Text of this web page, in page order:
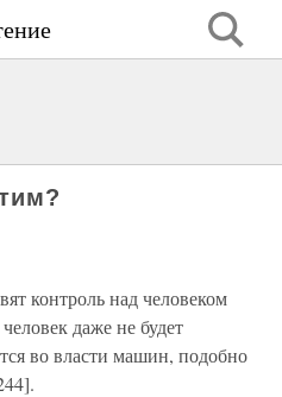
контроль над человеком
даже не будет
во власти машин, подобно